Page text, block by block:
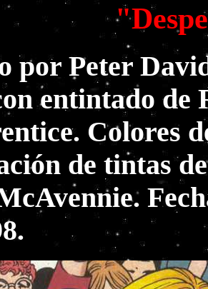
por Peter
entintado de
Colores
de tintas